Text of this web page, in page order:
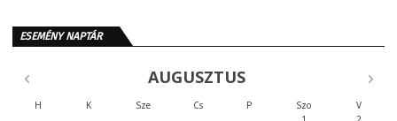
ESEMÉNY NAPTÁR
AUGUSZTUS
H K Sze Cs P Szo
V